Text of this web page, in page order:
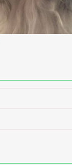
© 2026 eStránky.sk|RSS